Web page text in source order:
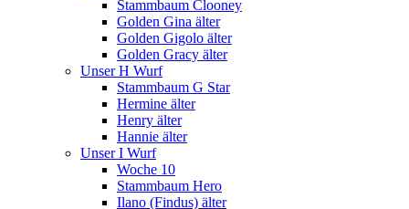
Stammbaum Clooney
Golden Gina älter
Golden Gigolo älter
Golden Gracy älter
Unser H Wurf
Stammbaum G Star
Hermine älter
Henry älter
Hannie älter
Unser I Wurf
Woche 10
Stammbaum Hero
Ilano (Findus) älter